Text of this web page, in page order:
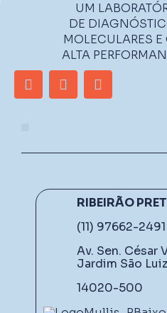
UM
DE
MOLECULARES
ALTA
RIBEIRÃO
(11) 97662-2491
Av. Sen. César
Jardim São Luiz
14020-500